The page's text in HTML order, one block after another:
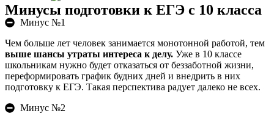
Минусы подготовки к ЕГЭ с 10 класса
Минус №1
Чем больше лет человек занимается монотонной работой, тем
выше шансы утраты интереса к делу. Уже в 10 классе
школьникам нужно будет отказаться от беззаботной жизни,
переформировать график будних дней и внедрить в них
подготовку к ЕГЭ. Такая перспектива радует далеко не всех.
Минус №2